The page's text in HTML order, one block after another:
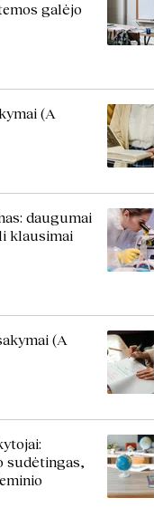
galėjo
(A
daugumai
klausimai
(A
sudėtingas,